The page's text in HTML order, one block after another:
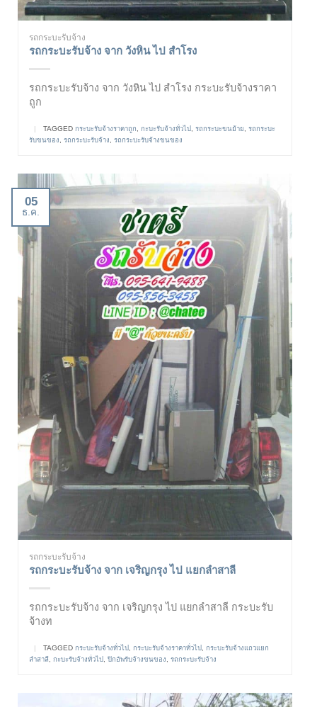
รถกระบะรับจ้าง
รถกระบะรับจ้าง จาก วังหิน ไป สำโรง
รถกระบะรับจ้าง จาก วังหิน ไป สำโรง กระบะรับจ้างราคา
ถูก
| TAGGED กระบะรับจ้างราคาถูก กะบะรับจ้างทั่วไป รถกระบะขนย้าย
รถกระบะ
รับขนของ
รถกระบะรับจ้าง รถกระบะรับจ้างขนของ
05
ธ.ค.
รถกระบะรับจ้าง
รถกระบะรับจ้าง จาก เจริญกรุง ไป แยกลำสาลี
รถกระบะรับจ้าง จาก เจริญกรุง ไป แยกลำสาลี กระบะรับ
จ้างท
| TAGGED กระบะรับจ้างทั่วไป, กระบะรับจ้างราคาทั่วไป, กระบะรับจ้างแถวแยก
ลำสาลี, กะบะรับจ้างทั่วไป, ปิกอัพรับจ้างขนของ, รถกระบะรับจ้าง